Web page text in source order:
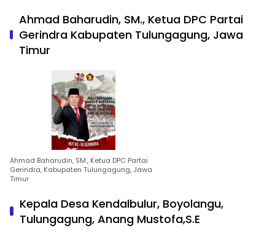
Ahmad Baharudin, SM., Ketua DPC Partai
Gerindra Kabupaten Tulungagung, Jawa
Timur
Ahmad Baharudin, SM., Ketua DPC Partai
Gerindra, Kabupaten Tulungagung, Jawa
Timur
Kepala Desa Kendalbulur, Boyolangu,
Tulungagung, Anang Mustofa,S.E